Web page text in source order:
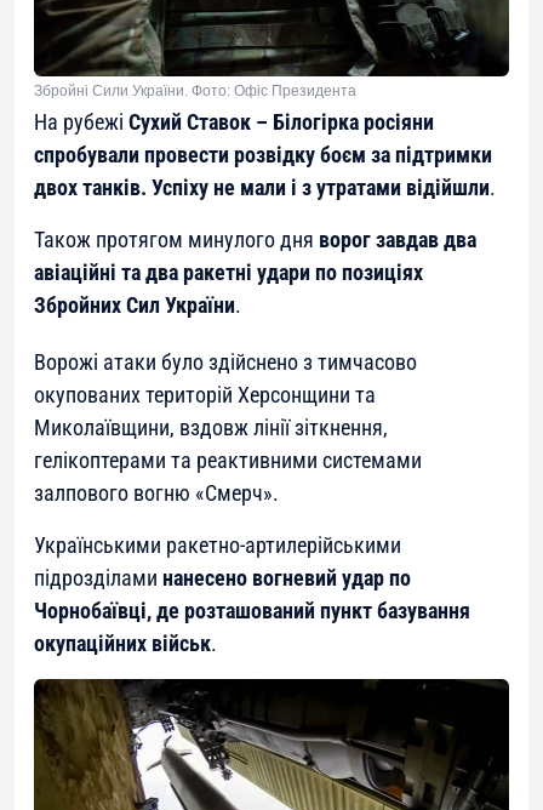
Збройні Сили України. Фото: Офіс Президента
На рубежі Сухий Ставок – Білогірка росіяни
спробували провести розвідку боєм за підтримки
двох танків. Успіху не мали і з утратами відійшли.
Також протягом минулого дня ворог завдав два
авіаційні та два ракетні удари по позиціях
Збройних Сил України.
Ворожі атаки було здійснено з тимчасово
окупованих територій Херсонщини та
Миколаївщини, вздовж лінії зіткнення,
гелікоптерами та реактивними системами
залпового вогню «Смерч».
Українськими ракетно-артилерійськими
підрозділами нанесено вогневий удар по
Чорнобаївці, де розташований пункт базування
окупаційних військ.